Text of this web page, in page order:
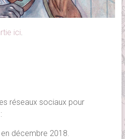
ici.
réseaux sociaux pour
décembre 2018.